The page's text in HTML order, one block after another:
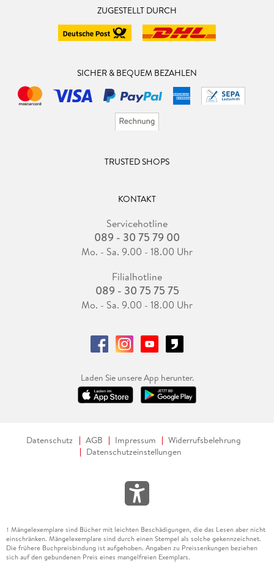
ZUGESTELLT DURCH
SICHER & BEQUEM BEZAHLEN
TRUSTED SHOPS
KONTAKT
Servicehotline
089 - 30 75 79 00
Mo. - Sa. 9.00 - 18.00 Uhr
Filialhotline
089 - 30 75 75 75
Mo. - Sa. 9.00 - 18.00 Uhr
Laden Sie unsere App herunter.
Datenschutz AGB Impressum
Widerrufsbelehrung
Datenschutzeinstellungen
1 Mängelexemplare sind Bücher mit leichten Beschädigungen, die das Lesen aber nicht
einschränken. Mängelexemplare sind durch einen Stempel als solche gekennzeichnet.
Die frühere Buchpreisbindung ist aufgehoben. Angaben zu Preissenkungen beziehen
sich auf den gebundenen Preis eines mangelfreien Exemplars.